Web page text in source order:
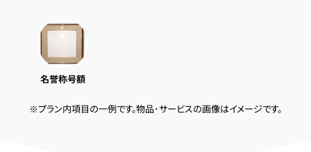
名誉称号額
※プラン内項目の一例です。物品･サービスの画像はイメージです。